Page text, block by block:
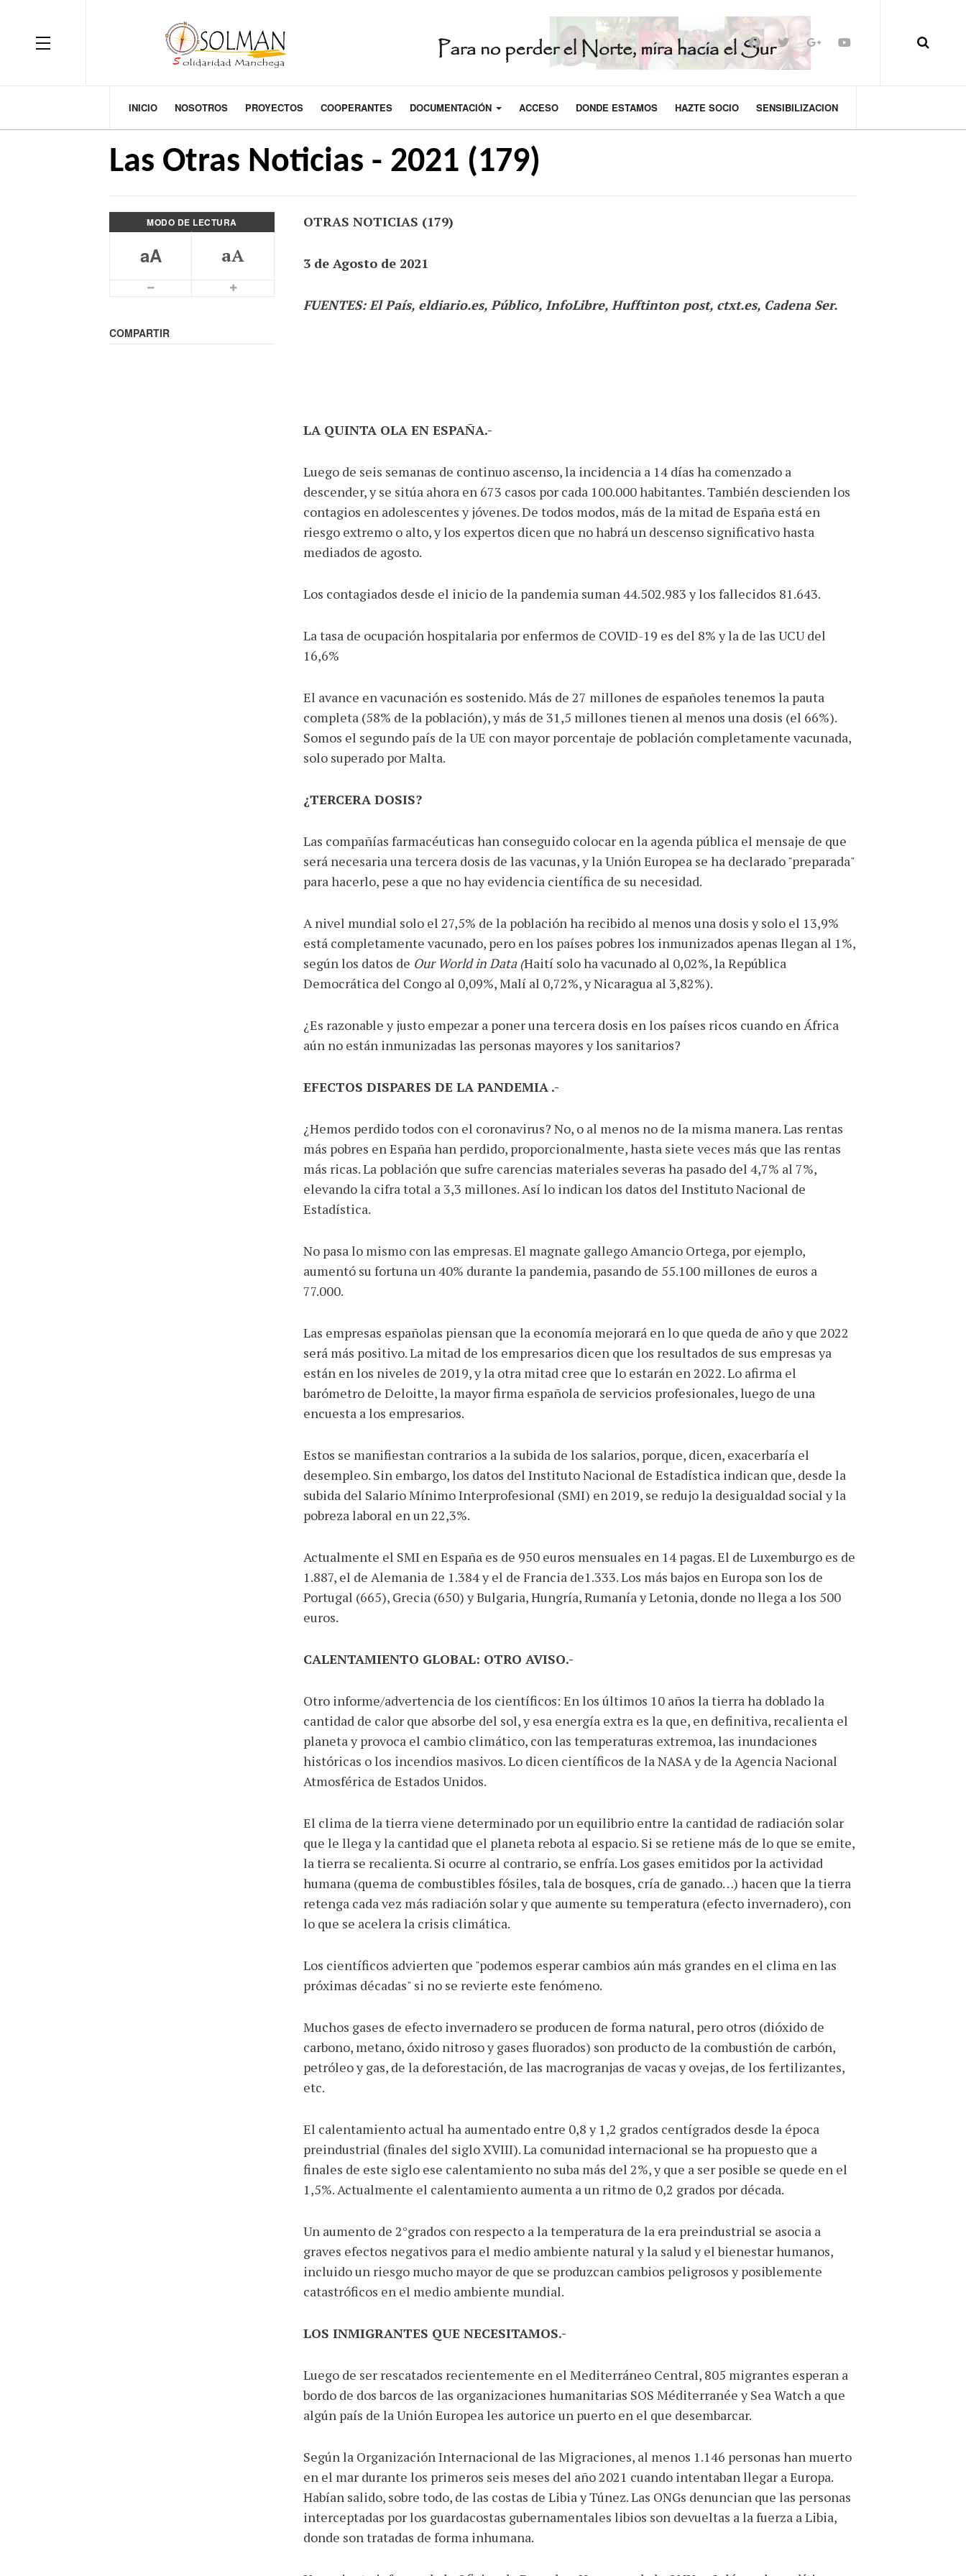
OFF CANVAS
INICIO NOSOTROS PROYECTOS COOPERANTES DOCUMENTACIÓN ACCESO DONDE ESTAMOS HAZTE SOCIO SENSIBILIZACION
Las Otras Noticias - 2021 (179)
MODO DE LECTURA
aA aA
COMPARTIR
OTRAS NOTICIAS (179)
3 de Agosto de 2021
FUENTES: El País, eldiario.es, Público, InfoLibre, Hufftinton post, ctxt.es, Cadena Ser.
LA QUINTA OLA EN ESPAÑA.-
Luego de seis semanas de continuo ascenso, la incidencia a 14 días ha comenzado a
descender, y se sitúa ahora en 673 casos por cada 100.000 habitantes. También descienden los
contagios en adolescentes y jóvenes. De todos modos, más de la mitad de España está en
riesgo extremo o alto, y los expertos dicen que no habrá un descenso significativo hasta
mediados de agosto.
Los contagiados desde el inicio de la pandemia suman 44.502.983 y los fallecidos 81.643.
La tasa de ocupación hospitalaria por enfermos de COVID-19 es del 8% y la de las UCU del
16,6%
El avance en vacunación es sostenido. Más de 27 millones de españoles tenemos la pauta
completa (58% de la población), y más de 31,5 millones tienen al menos una dosis (el 66%).
Somos el segundo país de la UE con mayor porcentaje de población completamente vacunada,
solo superado por Malta.
¿TERCERA DOSIS?
Las compañías farmacéuticas han conseguido colocar en la agenda pública el mensaje de que
será necesaria una tercera dosis de las vacunas, y la Unión Europea se ha declarado "preparada"
para hacerlo, pese a que no hay evidencia científica de su necesidad.
A nivel mundial solo el 27,5% de la población ha recibido al menos una dosis y solo el 13,9%
está completamente vacunado, pero en los países pobres los inmunizados apenas llegan al 1%,
según los datos de Our World in Data (Haití solo ha vacunado al 0,02%, la República
Democrática del Congo al 0,09%, Malí al 0,72%, y Nicaragua al 3,82%).
¿Es razonable y justo empezar a poner una tercera dosis en los países ricos cuando en África
aún no están inmunizadas las personas mayores y los sanitarios?
EFECTOS DISPARES DE LA PANDEMIA .-
¿Hemos perdido todos con el coronavirus? No, o al menos no de la misma manera. Las rentas
más pobres en España han perdido, proporcionalmente, hasta siete veces más que las rentas
más ricas. La población que sufre carencias materiales severas ha pasado del 4,7% al 7%,
elevando la cifra total a 3,3 millones. Así lo indican los datos del Instituto Nacional de
Estadística.
No pasa lo mismo con las empresas. El magnate gallego Amancio Ortega, por ejemplo,
aumentó su fortuna un 40% durante la pandemia, pasando de 55.100 millones de euros a
77.000.
Las empresas españolas piensan que la economía mejorará en lo que queda de año y que 2022
será más positivo. La mitad de los empresarios dicen que los resultados de sus empresas ya
están en los niveles de 2019, y la otra mitad cree que lo estarán en 2022. Lo afirma el
barómetro de Deloitte, la mayor firma española de servicios profesionales, luego de una
encuesta a los empresarios.
Estos se manifiestan contrarios a la subida de los salarios, porque, dicen, exacerbaría el
desempleo. Sin embargo, los datos del Instituto Nacional de Estadística indican que, desde la
subida del Salario Mínimo Interprofesional (SMI) en 2019, se redujo la desigualdad social y la
pobreza laboral en un 22,3%.
Actualmente el SMI en España es de 950 euros mensuales en 14 pagas. El de Luxemburgo es de
1.887, el de Alemania de 1.384 y el de Francia de1.333. Los más bajos en Europa son los de
Portugal (665), Grecia (650) y Bulgaria, Hungría, Rumanía y Letonia, donde no llega a los 500
euros.
CALENTAMIENTO GLOBAL: OTRO AVISO.-
Otro informe/advertencia de los científicos: En los últimos 10 años la tierra ha doblado la
cantidad de calor que absorbe del sol, y esa energía extra es la que, en definitiva, recalienta el
planeta y provoca el cambio climático, con las temperaturas extremoa, las inundaciones
históricas o los incendios masivos. Lo dicen científicos de la NASA y de la Agencia Nacional
Atmosférica de Estados Unidos.
El clima de la tierra viene determinado por un equilibrio entre la cantidad de radiación solar
que le llega y la cantidad que el planeta rebota al espacio. Si se retiene más de lo que se emite,
la tierra se recalienta. Si ocurre al contrario, se enfría. Los gases emitidos por la actividad
humana (quema de combustibles fósiles, tala de bosques, cría de ganado…) hacen que la tierra
retenga cada vez más radiación solar y que aumente su temperatura (efecto invernadero), con
lo que se acelera la crisis climática.
Los científicos advierten que "podemos esperar cambios aún más grandes en el clima en las
próximas décadas" si no se revierte este fenómeno.
Muchos gases de efecto invernadero se producen de forma natural, pero otros (dióxido de
carbono, metano, óxido nitroso y gases fluorados) son producto de la combustión de carbón,
petróleo y gas, de la deforestación, de las macrogranjas de vacas y ovejas, de los fertilizantes,
etc.
El calentamiento actual ha aumentado entre 0,8 y 1,2 grados centígrados desde la época
preindustrial (finales del siglo XVIII). La comunidad internacional se ha propuesto que a
finales de este siglo ese calentamiento no suba más del 2%, y que a ser posible se quede en el
1,5%. Actualmente el calentamiento aumenta a un ritmo de 0,2 grados por década.
Un aumento de 2°grados con respecto a la temperatura de la era preindustrial se asocia a
graves efectos negativos para el medio ambiente natural y la salud y el bienestar humanos,
incluido un riesgo mucho mayor de que se produzcan cambios peligrosos y posiblemente
catastróficos en el medio ambiente mundial.
LOS INMIGRANTES QUE NECESITAMOS.-
Luego de ser rescatados recientemente en el Mediterráneo Central, 805 migrantes esperan a
bordo de dos barcos de las organizaciones humanitarias SOS Méditerranée y Sea Watch a que
algún país de la Unión Europea les autorice un puerto en el que desembarcar.
Según la Organización Internacional de las Migraciones, al menos 1.146 personas han muerto
en el mar durante los primeros seis meses del año 2021 cuando intentaban llegar a Europa.
Habían salido, sobre todo, de las costas de Libia y Túnez. Las ONGs denuncian que las personas
interceptadas por los guardacostas gubernamentales libios son devueltas a la fuerza a Libia,
donde son tratadas de forma inhumana.